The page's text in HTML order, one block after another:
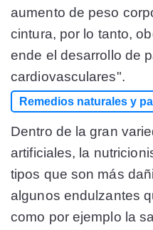
aumento de peso
cintura, por lo tanto,
ende el desarrollo de
cardiovasculares".
Remedios naturales y
Dentro de la gran
artificiales, la
tipos que son más
algunos endulzantes
como por ejemplo la